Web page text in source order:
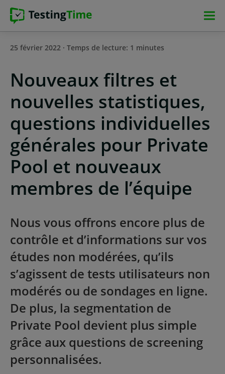
Aller
navigation
Aller
navigation
Aller
au
principal
Aller
au
de
25 février 2022 · Temps de lecture: 1 minutes
Nouveaux filtres et
nouvelles statistiques,
questions individuelles
générales pour Private
Pool et nouveaux
membres de l’équipe
Nous vous offrons encore plus de
contrôle et d’informations sur vos
études non modérées, qu’ils
s’agissent de tests utilisateurs non
modérés ou de sondages en ligne.
De plus, la segmentation de
Private Pool devient plus simple
grâce aux questions de screening
personnalisées.